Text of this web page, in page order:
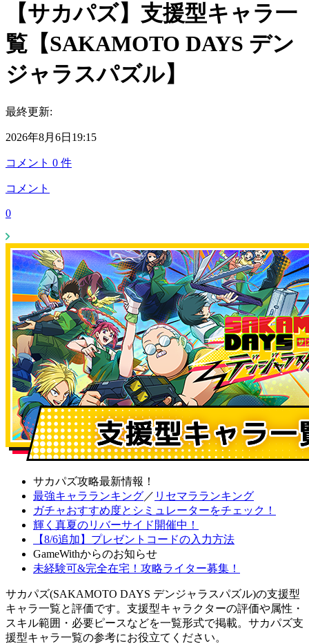
【サカパズ】支援型キャラ一
覧【SAKAMOTO DAYS デン
ジャラスパズル】
最終更新:
2026年8月6日19:15
コメント 0 件
コメント
0
サカパズ攻略最新情報！
最強キャラランキング／ リセマラランキング
ガチャおすすめ度とシミュレーターをチェック！
輝く真夏のリバーサイド開催中！
【8/6追加】プレゼントコードの入力方法
GameWithからのお知らせ
未経験可&完全在宅！攻略ライター募集！
サカパズ(SAKAMOTO DAYS デンジャラスパズル)の支援型
キャラ一覧と評価です。支援型キャラクターの評価や属性・
スキル範囲・必要ピースなどを一覧形式で掲載。サカパズ支
援型キャラ一覧の参考にお役立てください。